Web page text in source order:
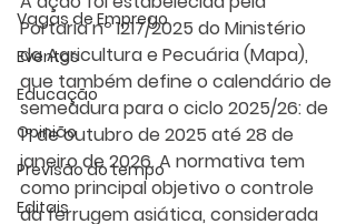
Vagas de Emprego
Eventos
Educação
Opinião
Previsão do tempo
Editais
Portaria nº 1217/2025 do Ministério
da Agricultura e Pecuária (Mapa),
que também define o calendário de
semeadura para o ciclo 2025/26: de
1º de outubro de 2025 até 28 de
janeiro de 2026. A normativa tem
como principal objetivo o controle
da ferrugem asiática, considerada